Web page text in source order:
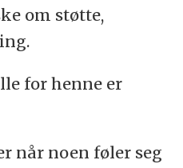
om støtte,
for henne er
når noen føler seg